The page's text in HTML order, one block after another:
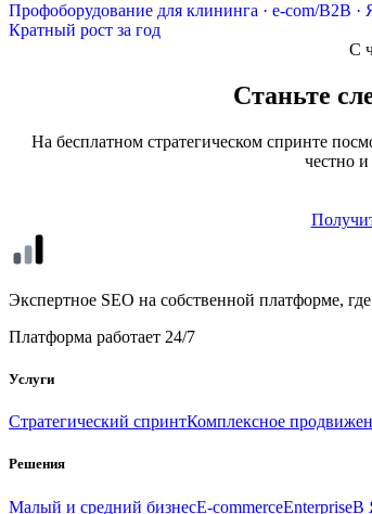
Профоборудование для клининга · e-com/B2B ·
Кратный рост за год
С
Станьте
На бесплатном стратегическом спринте
честно и
Экспертное SEO на собственной платформе,
Платформа работает 24/7
Услуги
Стратегический спринтКомплексное
Решения
Малый и средний бизнесE-commerceEnterpriseВ